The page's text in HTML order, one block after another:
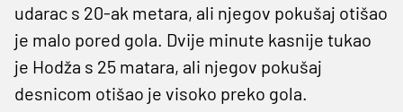
udarac s 20-ak metara, ali njegov pokušaj otišao
je malo pored gola. Dvije minute kasnije tukao
je Hodža s 25 matara, ali njegov pokušaj
desnicom otišao je visoko preko gola.